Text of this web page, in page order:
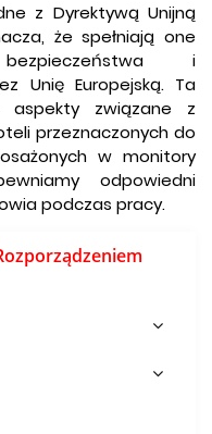
z Dyrektywą Unijną
że spełniają one
i
Unię Europejską. Ta
aspekty związane z
przeznaczonych do
w monitory
odpowiedni
podczas pracy.